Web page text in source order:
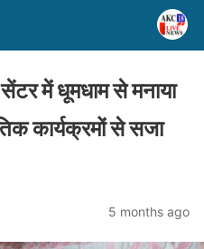
सेंटर में धूमधाम से मनाया
कार्यक्रमों से सजा
5 months ago